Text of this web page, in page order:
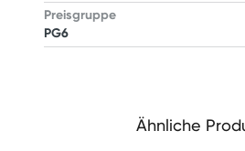
Preisgruppe
PG6
Ähnliche